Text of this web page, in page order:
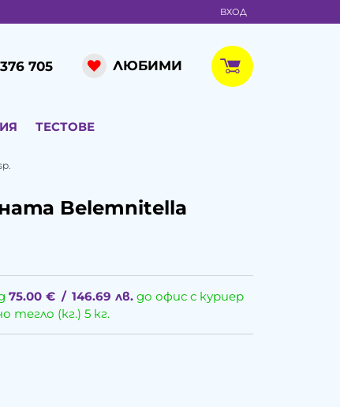
ВХОД
705 ЛЮБИМИ
ТЕСТОВЕ
Belemnitella
75.00 € / 146.69 лв. до офис с куриер
тегло (кг.) 5 кг.